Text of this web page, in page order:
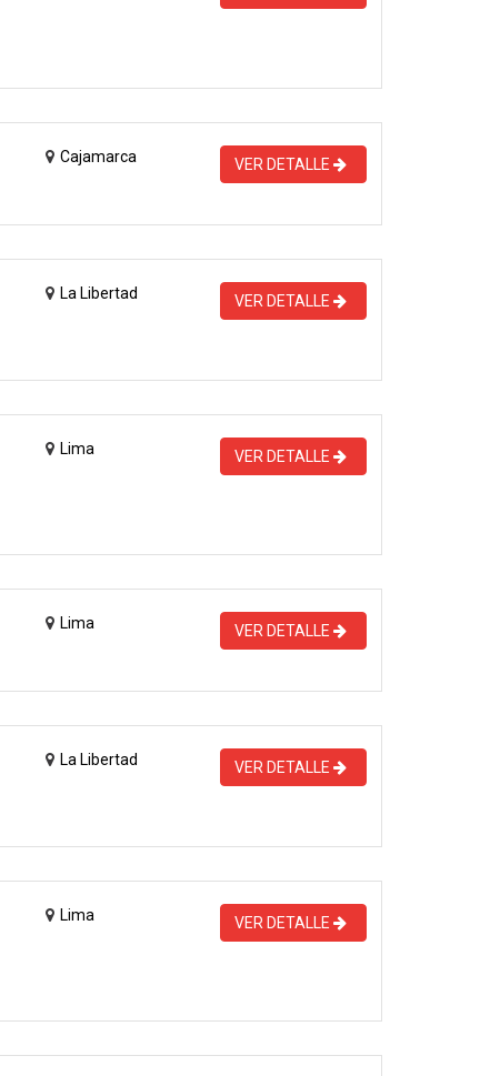
Cajamarca VER DETALLE
La Libertad VER DETALLE
Lima VER DETALLE
Lima VER DETALLE
La Libertad VER DETALLE
Lima VER DETALLE